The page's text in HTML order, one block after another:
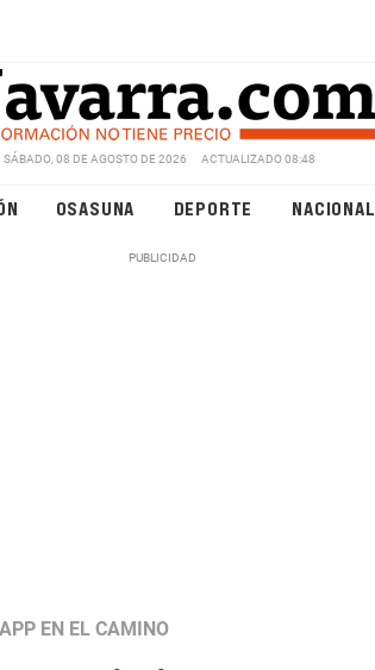
SÁBADO, 08 DE AGOSTO DE 2026 ACTUALIZADO 08:48
OSASUNA DEPORTE NACIONAL
EN EL CAMINO